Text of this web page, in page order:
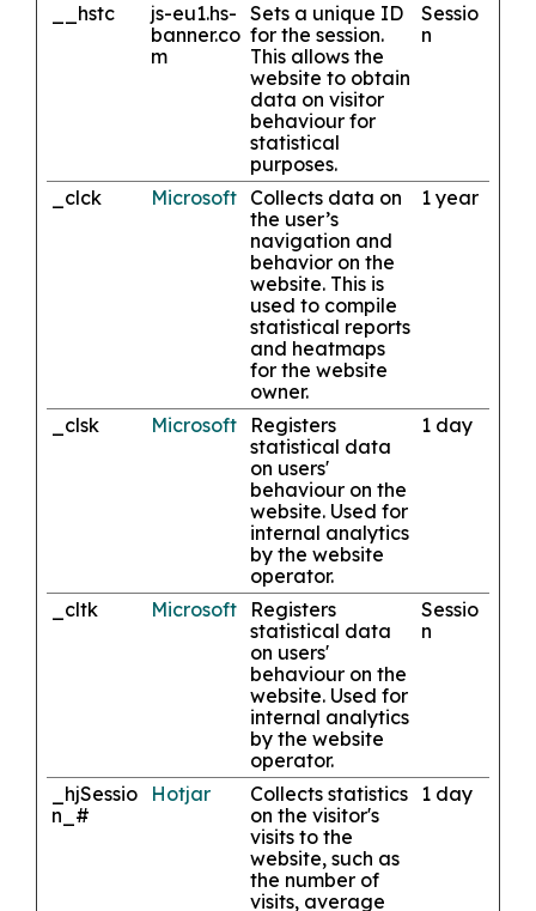
__hstc
js-eu1.hs-
banner.co
m
Sets a unique ID
for the session.
This allows the
website to obtain
data on visitor
behaviour for
statistical
purposes.
Sessio
n
_clck Microsoft Collects data on
the user’s
navigation and
behavior on the
website. This is
used to compile
statistical reports
and heatmaps
for the website
owner.
1 year
_clsk Microsoft
Registers
statistical data
on users'
behaviour on the
website. Used for
internal analytics
by the website
operator.
1 day
_cltk Microsoft
Registers
statistical data
on users'
behaviour on the
website. Used for
internal analytics
by the website
operator.
Sessio
n
_hjSessio
n_#
Hotjar
Collects statistics
on the visitor's
visits to the
website, such as
the number of
visits, average
1 day